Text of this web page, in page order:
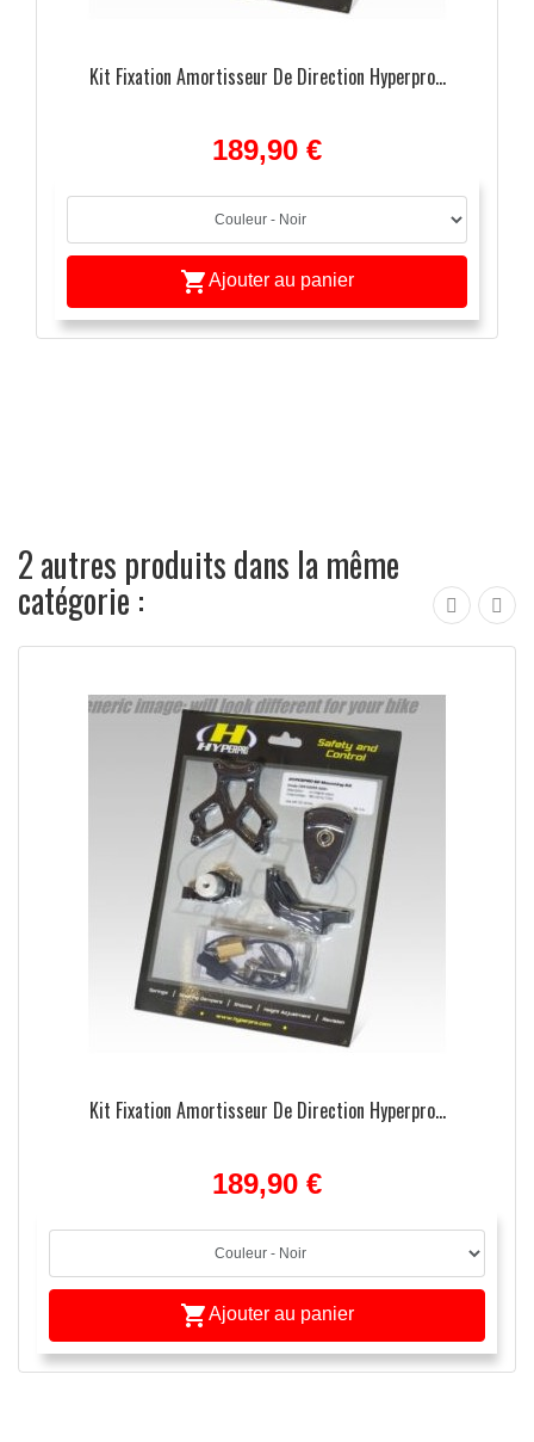
Kit Fixation Amortisseur De Direction Hyperpro...
189,90 €
Ajouter au panier
2 autres produits dans la même
catégorie :
Kit Fixation Amortisseur De Direction Hyperpro...
189,90 €
Ajouter au panier